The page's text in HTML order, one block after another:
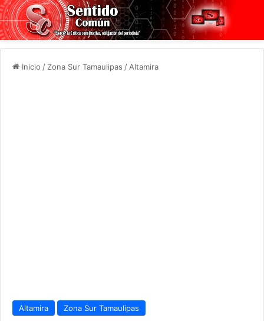
Inicio / Zona Sur Tamaulipas / Altamira
Altamira Zona Sur Tamaulipas